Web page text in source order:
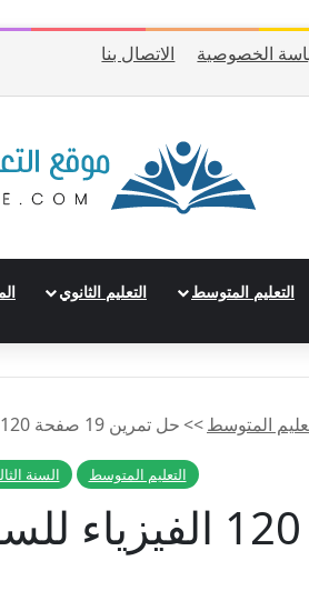
الخصوصية الاتصال بنا
التعليم المتوسط التعليم الثانوي
المتوسط>>حل تمرين 19 صفحة 120 الفيزياء للسنة الثالثة متوسط – الجيل الثاني
التعليم المتوسط السنة